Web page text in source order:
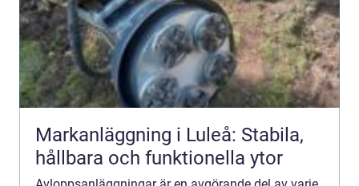
Markanläggning i Luleå: Stabila,
hållbara och funktionella ytor